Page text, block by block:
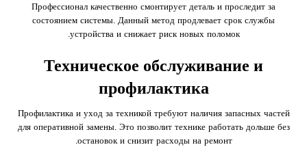
Профессионал качественно смонтирует деталь и проследит за
состоянием системы. Данный метод продлевает срок службы
устройства и снижает риск новых поломок.
Техническое обслуживание и
профилактика
Профилактика и уход за техникой требуют наличия запасных частей
для оперативной замены. Это позволит технике работать дольше без
остановок и снизит расходы на ремонт.